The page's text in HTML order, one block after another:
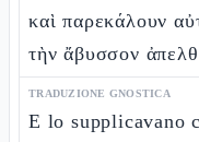
καὶ παρεκάλουν
τὴν ἄβυσσον
TRADUZIONE GNOSTICA
E lo supplicavano